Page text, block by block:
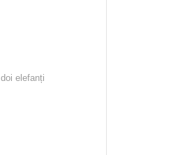
doi elefanți